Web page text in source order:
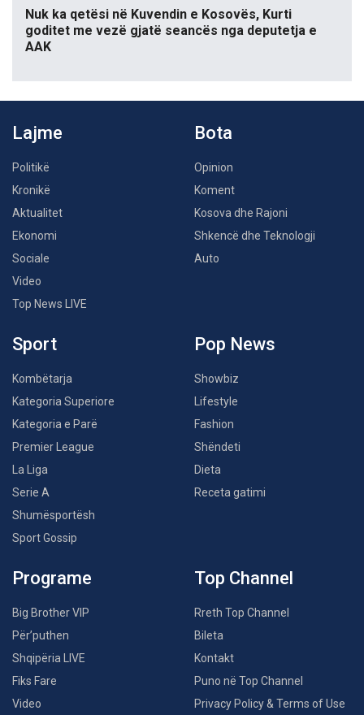
Nuk ka qetësi në Kuvendin e Kosovës, Kurti
goditet me vezë gjatë seancës nga deputetja e
AAK
Lajme
Politikë
Kronikë
Aktualitet
Ekonomi
Sociale
Video
Top News LIVE
Bota
Opinion
Koment
Kosova dhe Rajoni
Shkencë dhe Teknologji
Auto
Sport
Kombëtarja
Kategoria Superiore
Kategoria e Parë
Premier League
La Liga
Serie A
Shumësportësh
Sport Gossip
Pop News
Showbiz
Lifestyle
Fashion
Shëndeti
Dieta
Receta gatimi
Programe
Big Brother VIP
Për’puthen
Shqipëria LIVE
Fiks Fare
Video
Top Channel
Rreth Top Channel
Bileta
Kontakt
Puno në Top Channel
Privacy Policy & Terms of Use